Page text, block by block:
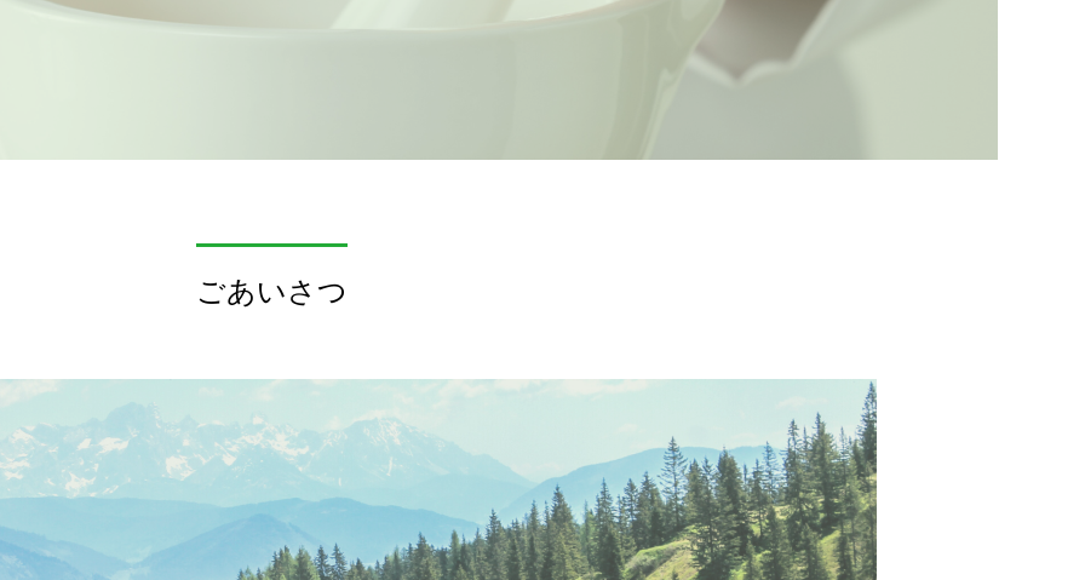
ごあいさつ